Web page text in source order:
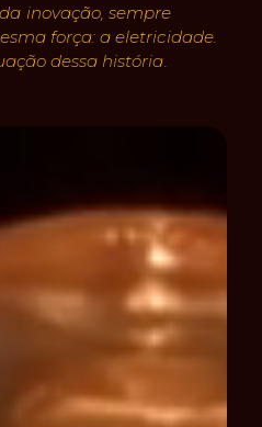
inovação, sempre
força: a eletricidade.
dessa história.